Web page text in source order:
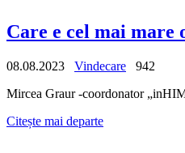
Care e cel mai mare
08.08.2023 Vindecare
942
Mircea Graur -coordonator
Citește mai departe